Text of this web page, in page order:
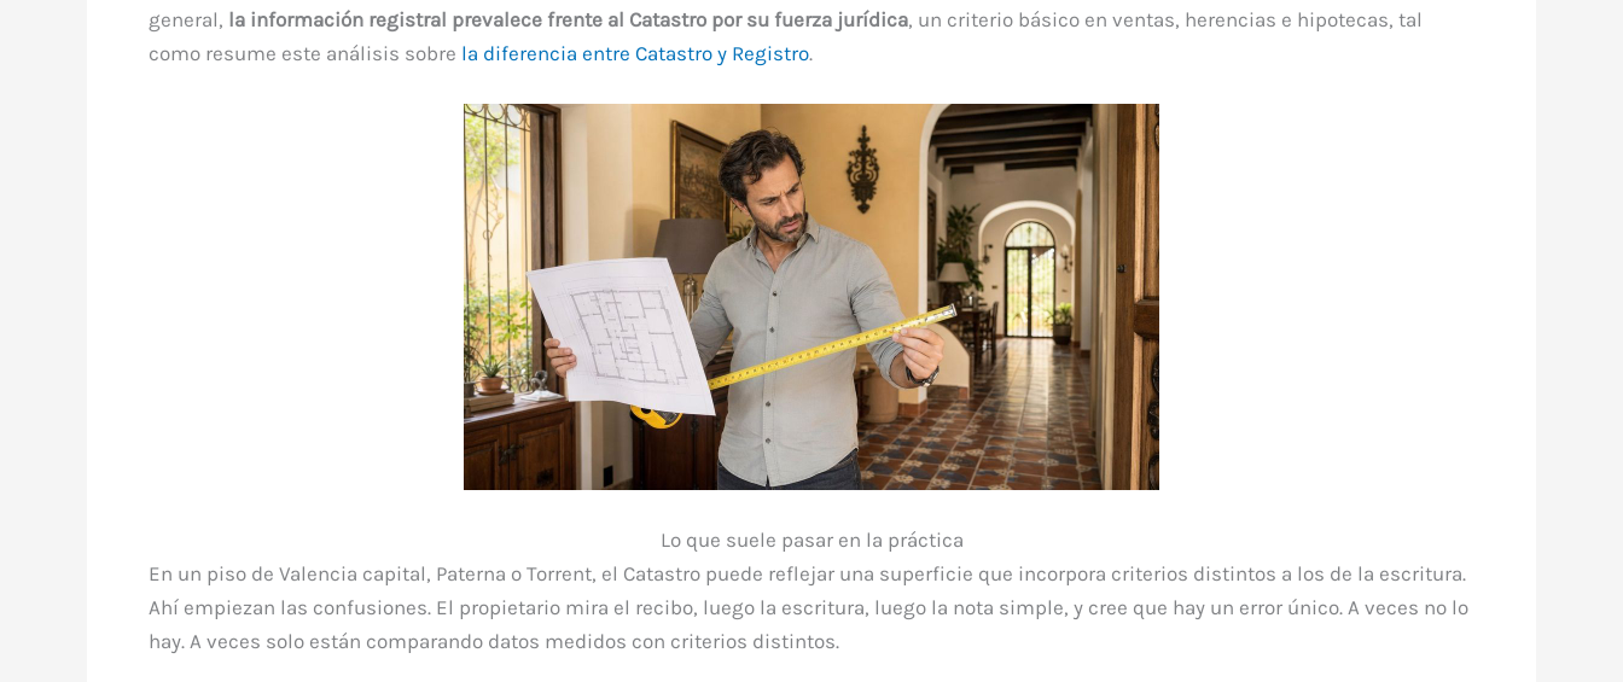
general, la información registral prevalece frente al Catastro por su fuerza jurídica, un criterio básico en ventas, herencias e hipotecas, tal
como resume este análisis sobre la diferencia entre Catastro y Registro.
Lo que suele pasar en la práctica
En un piso de Valencia capital, Paterna o Torrent, el Catastro puede reflejar una superficie que incorpora criterios distintos a los de la escritura.
Ahí empiezan las confusiones. El propietario mira el recibo, luego la escritura, luego la nota simple, y cree que hay un error único. A veces no lo
hay. A veces solo están comparando datos medidos con criterios distintos.